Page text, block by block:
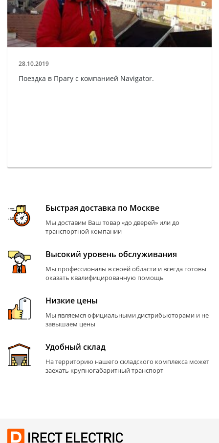
28.10.2019
Поездка в Прагу с компанией Navigator.
Быстрая доставка по Москве
Мы доставим Ваш товар «до дверей» или до
транспортной компании
Высокий уровень обслуживания
Мы профессионалы в своей области и всегда готовы
оказать квалифицированную помощь
Низкие цены
Мы являемся официальными дистрибьюторами и не
завышаем цены
Удобный склад
На территорию нашего складского комплекса может
заехать крупногабаритный транспорт